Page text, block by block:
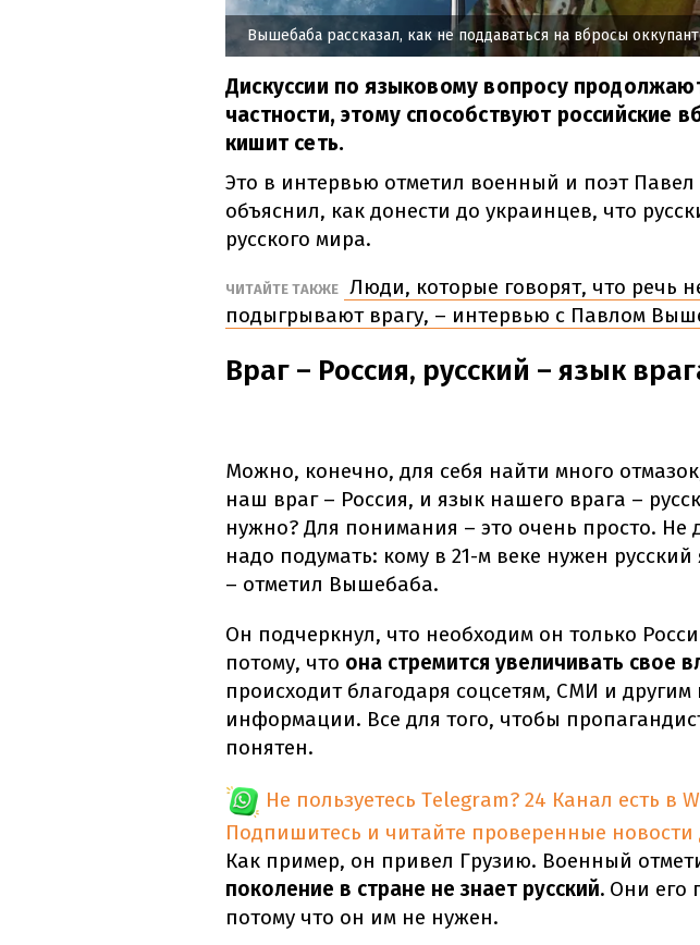
Вышебаба рассказал, как не поддаваться на вбросы
Дискуссии по языковому вопросу
частности, этому способствуют российские
кишит сеть.
Это в интервью отметил военный и поэт
объяснил, как донести до украинцев, что
русского мира.
ЧИТАЙТЕ ТАКЖЕ
Люди, которые говорят, что речь
подыгрывают врагу, – интервью с Павлом
Враг – Россия, русский – язык
Можно, конечно, для себя найти много
наш враг – Россия, и язык нашего врага –
нужно? Для понимания – это очень просто. Не
надо подумать: кому в 21-м веке нужен русский
– отметил Вышебаба.
Он подчеркнул, что необходим он только
потому, что она стремится увеличивать свое
происходит благодаря соцсетям, СМИ и
информации. Все для того, чтобы
понятен.
Не пользуетесь Telegram? 24 Канал есть в
Подпишитесь и читайте проверенные новости
Как пример, он привел Грузию. Военный
поколение в стране не знает русский. Они его
потому что он им не нужен.